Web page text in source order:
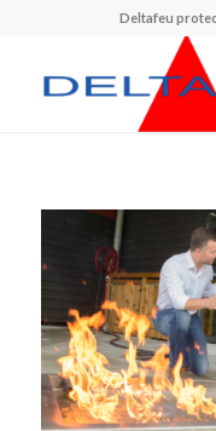
Deltafeu